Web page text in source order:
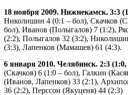
18 ноября 2009. Нижнекамск. 3:3
Николишин 4 (0:1 – бол), Скачков
бол), Иванов (Полыгалов) 7 (1:2),
(2:2), Полыгалов 32 (3:2),
(3:3), Лапенков (Мамашев) 61 (4:3).
6 января 2010. Челябинск. 2:3 (1:0,
(Скачков) 6 (1:0 – бол), Галкин
(Иванов, Лапенков) 33 (2:1),
36 (2:2), Перссон (Якуценя) 44 (2:3)